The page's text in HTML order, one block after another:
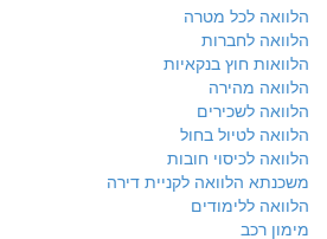
הלוואה לכל מטרה
הלוואה לחברות
הלוואות חוץ בנקאיות
הלוואה מהירה
הלוואה לשכירים
הלוואה לטיול בחול
הלוואה לכיסוי חובות
משכנתא הלוואה לקניית דירה
הלוואה ללימודים
מימון רכב